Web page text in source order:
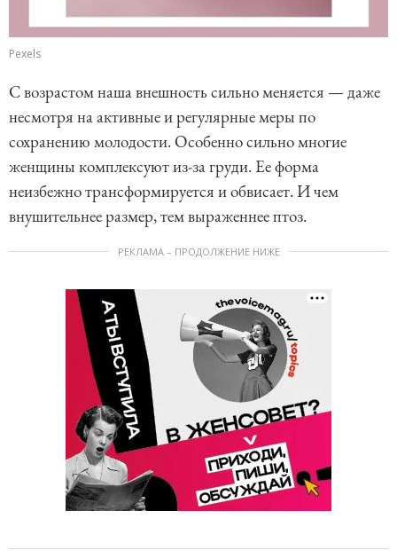
Pexels
С возрастом наша внешность сильно меняется — даже
несмотря на активные и регулярные меры по
сохранению молодости. Особенно сильно многие
женщины комплексуют из-за груди. Ее форма
неизбежно трансформируется и обвисает. И чем
внушительнее размер, тем выраженнее птоз.
РЕКЛАМА – ПРОДОЛЖЕНИЕ НИЖЕ